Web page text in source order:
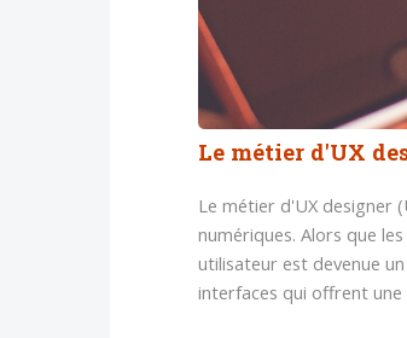
Le métier d'UX
Le métier d'UX designer
numériques. Alors que
utilisateur est devenue
interfaces qui offrent